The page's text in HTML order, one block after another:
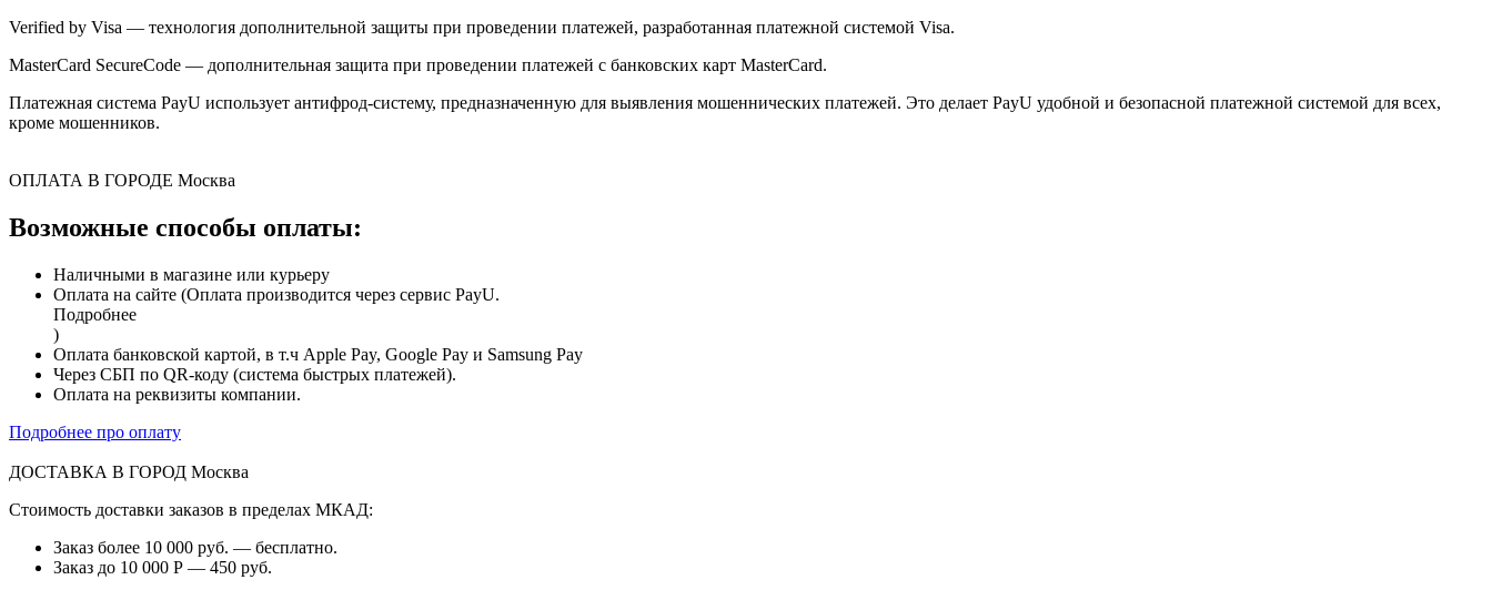
Verified by Visa — технология дополнительной защиты при проведении платежей, разработанная платежной системой Visa.
MasterCard SecureCode — дополнительная защита при проведении платежей с банковских карт MasterCard.
Платежная система PayU использует антифрод-систему, предназначенную для выявления мошеннических платежей. Это делает PayU удобной и безопасной платежной системой для всех,
кроме мошенников.
ОПЛАТА В ГОРОДЕ Москва
Возможные способы оплаты:
Наличными в магазине или курьеру
Оплата на сайте (Оплата производится через сервис PayU.
Подробнее
)
Оплата банковской картой, в т.ч Apple Pay, Google Pay и Samsung Pay
Через СБП по QR-коду (система быстрых платежей).
Оплата на реквизиты компании.
Подробнее про оплату
ДОСТАВКА В ГОРОД Москва
Стоимость доставки заказов в пределах МКАД:
Заказ более 10 000 руб. — бесплатно.
Заказ до 10 000 Р — 450 руб.